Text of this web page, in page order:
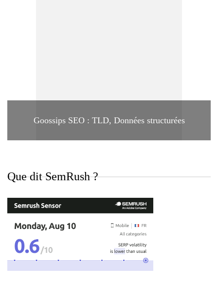
Goossips SEO : TLD, Données structurées
Que dit SemRush ?